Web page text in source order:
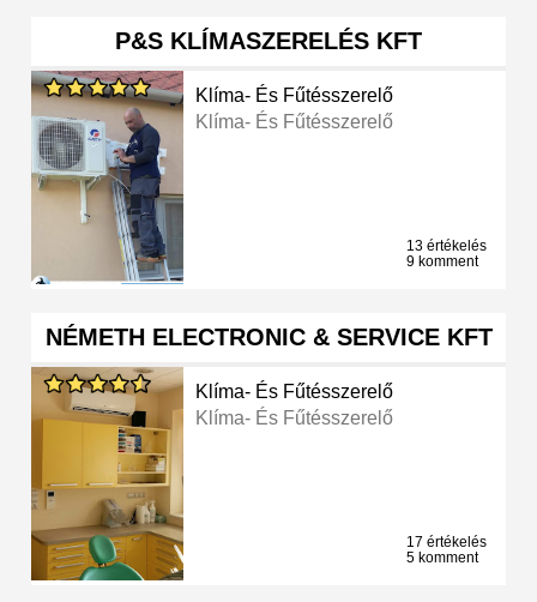
P&S KLÍMASZERELÉS KFT
Klíma- És Fűtésszerelő
Klíma- És Fűtésszerelő
13 értékelés
9 komment
NÉMETH ELECTRONIC & SERVICE KFT
Klíma- És Fűtésszerelő
Klíma- És Fűtésszerelő
17 értékelés
5 komment